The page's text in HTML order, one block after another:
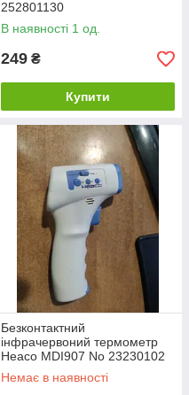
252801130
В наявності 1 од.
249 ₴
Купити
Безконтактний
інфрачервоний термометр
Heaco MDI907 No 23230102
Немає в наявності